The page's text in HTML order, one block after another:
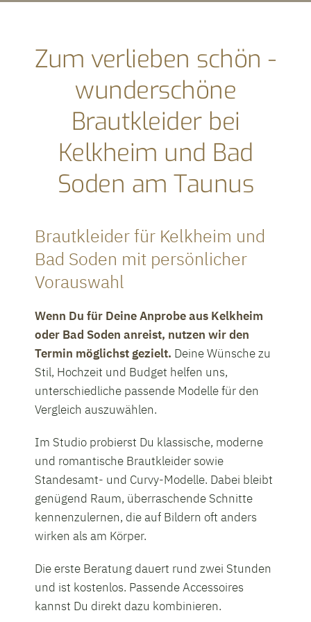
Brautkleider von
Heaven
Brautstudio - für
Zum verlieben schön -
wunderschöne
Brautkleider bei
Kelkheim und Bad
Soden am Taunus
Brautkleider für Kelkheim und
Bad Soden mit persönlicher
Vorauswahl
Wenn Du für Deine Anprobe aus Kelkheim
oder Bad Soden anreist, nutzen wir den
Termin möglichst gezielt. Deine Wünsche zu
Stil, Hochzeit und Budget helfen uns,
unterschiedliche passende Modelle für den
Vergleich auszuwählen.
Im Studio probierst Du klassische, moderne
und romantische Brautkleider sowie
Standesamt- und Curvy-Modelle. Dabei bleibt
genügend Raum, überraschende Schnitte
kennenzulernen, die auf Bildern oft anders
wirken als am Körper.
Die erste Beratung dauert rund zwei Stunden
und ist kostenlos. Passende Accessoires
kannst Du direkt dazu kombinieren.